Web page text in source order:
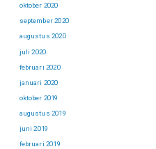
oktober 2020
september 2020
augustus 2020
juli 2020
februari 2020
januari 2020
oktober 2019
augustus 2019
juni 2019
februari 2019